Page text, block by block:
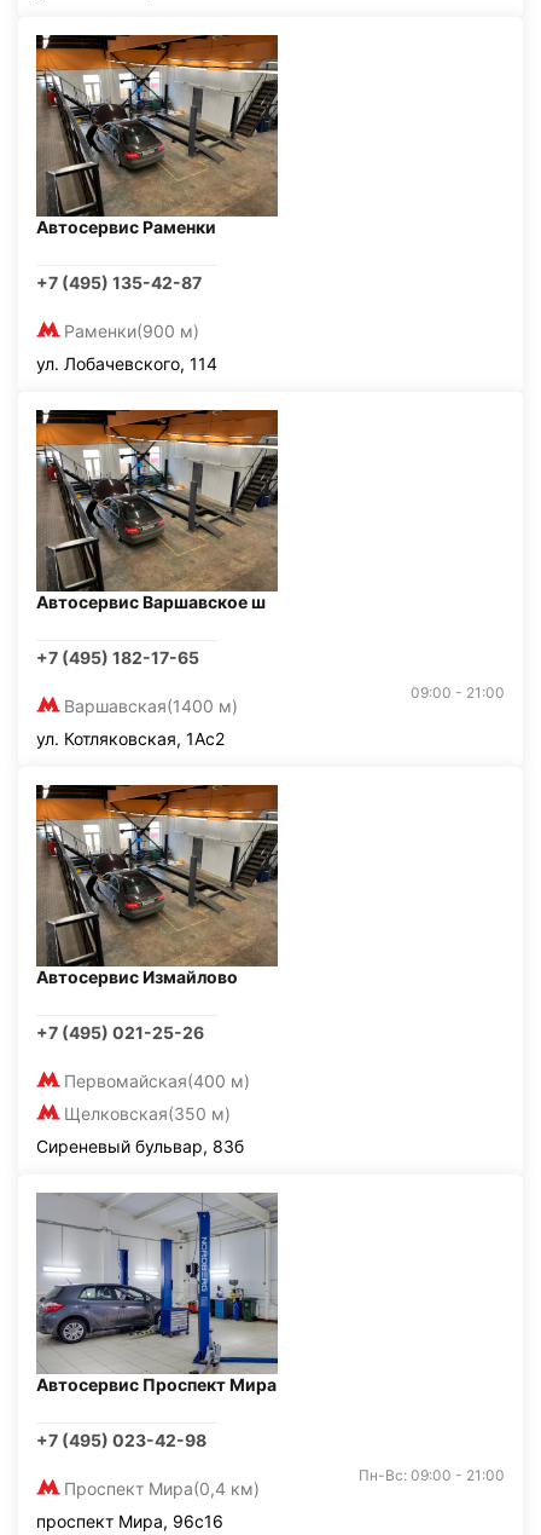
Автосервис Раменки
+7 (495) 135-42-87
Раменки(900 м)
ул. Лобачевского, 114
Автосервис Варшавское ш
+7 (495) 182-17-65
Варшавская(1400 м)
09:00 - 21:00
ул. Котляковская, 1Ас2
Автосервис Измайлово
+7 (495) 021-25-26
Первомайская(400 м)
Щелковская(350 м)
Сиреневый бульвар, 83б
Автосервис Проспект Мира
+7 (495) 023-42-98
Проспект Мира(0,4 км)
Пн-Вс: 09:00 - 21:00
проспект Мира, 96с16